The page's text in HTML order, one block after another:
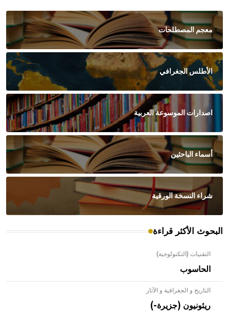
معجم المصطلحات
الأطلس الجغرافي
اصدارات الموسوعة العربية
أسماء الباحثين
شراء النسخة الورقية
البحوث الأكثر قراءة
التقنيات (التكنولوجية)
الحاسوب
التاريخ و الجغرافية و الآثار
ريئونيون (جزيرة-)